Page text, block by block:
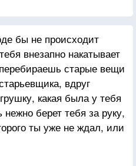
не забывайте, всегда
быть любимыми, и как
вас это получится, это
и поймете, что уже
бы не происходит
внезапно накатывает
старые вещи
вдруг
какая была у тебя
берет тебя за руку,
ты уже не ждал, или
или твой ребенок
просит, только хочет